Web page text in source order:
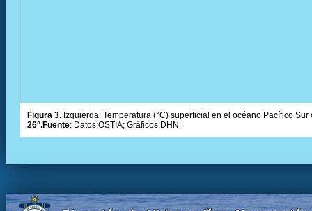
Figura 3. Izquierda: Temperatura (°C) superficial en el océano Pacífico
26°.Fuente: Datos:OSTIA; Gráficos:DHN.